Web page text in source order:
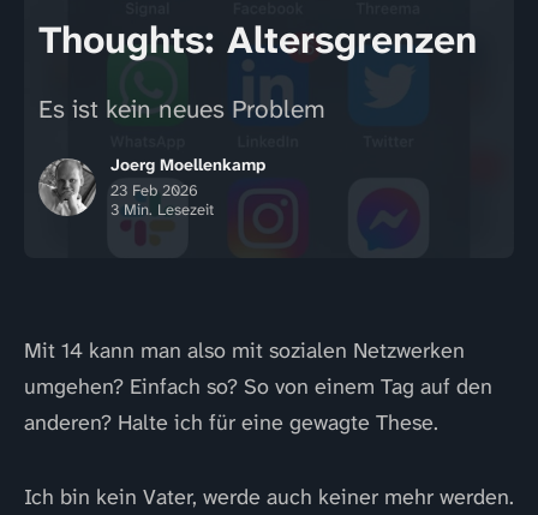
Thoughts: Altersgrenzen
Es ist kein neues Problem
Joerg Moellenkamp
23 Feb 2026
3 Min. Lesezeit
Mit 14 kann man also mit sozialen Netzwerken
umgehen? Einfach so? So von einem Tag auf den
anderen? Halte ich für eine gewagte These.
Ich bin kein Vater, werde auch keiner mehr werden.